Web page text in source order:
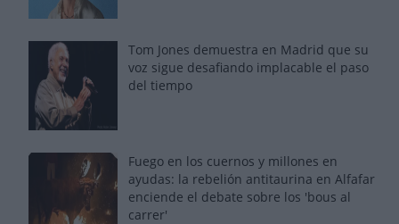
Tom Jones demuestra en Madrid que su
voz sigue desafiando implacable el paso
del tiempo
Fuego en los cuernos y millones en
ayudas: la rebelión antitaurina en Alfafar
enciende el debate sobre los 'bous al
carrer'